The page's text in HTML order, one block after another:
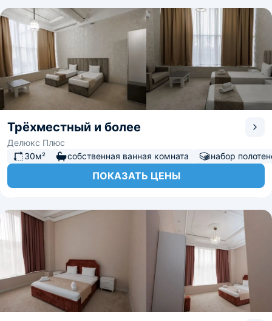
Трёхместный и более
Делюкс Плюс
30м²
собственная ванная комната набор
ПОКАЗАТЬ ЦЕНЫ